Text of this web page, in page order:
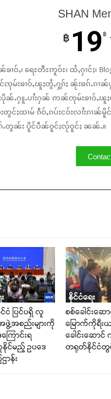
SHAN
฿ 19 ฿
ၢဝ်ႇ၊ ရေႊတီႊဢူဝ်ႊ၊ ထႆႇႁၢင်ႈ၊
မ်းၶၢဝ်ႇၽူႈတွႆႇႁွၵ်ႈ ၼႂ်းၶၵ်ႉၵၢ
ပိုၼ်ႉႁူႉပၢႆးႁၼ် ဢၼ်ၸုမ်းၶၢဝ်ႇၽူ
င်ႈထၢမ် ၵဵဝ်ႇၵပ်းငဝ်းလၢႆးၵၢၼ်မိူ
ၵ်ႉတွၼ်း ပိူင်ပဵၼ်ဝူင်ႈလႂ်ဝူင်ႈ ၼၼ်ႉ။
ပြင်ပရှိ လူ
ဖွဲ့အစည်းများကို
ကြောင်းရ
င်မည့် ဥပဒေ
ာန်း
နိုင်ငံရေး
စစ်ခေါင်းဆေ
မြောက်ကိုရီးယ
ခေါင်းဆော
တရုတ်နိုင်ငံ